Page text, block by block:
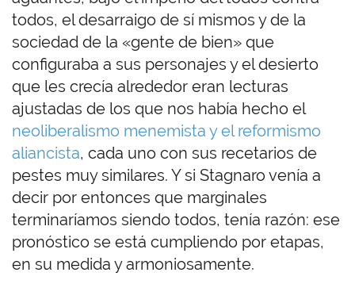
todos, el desarraigo de sí mismos y de la
sociedad de la «gente de bien» que
configuraba a sus personajes y el desierto
que les crecía alrededor eran lecturas
ajustadas de los que nos había hecho el
neoliberalismo menemista y el reformismo
aliancista, cada uno con sus recetarios de
pestes muy similares. Y si Stagnaro venía a
decir por entonces que marginales
terminaríamos siendo todos, tenía razón: ese
pronóstico se está cumpliendo por etapas,
en su medida y armoniosamente.